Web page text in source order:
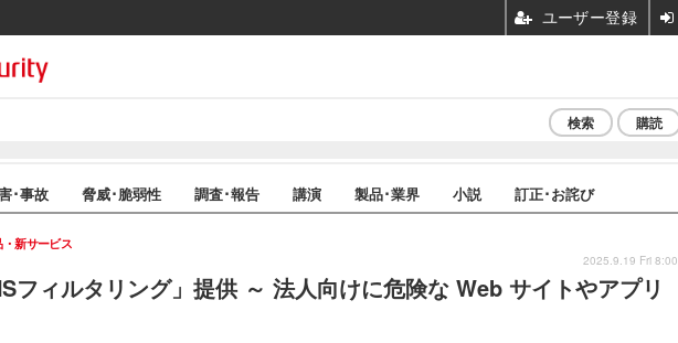
検索 購読
･事故 脅威･脆弱性 調査･報告 講演 製品･業界 小説 訂正･お詫び
フィルタリング」提供 ～ 法人向けに危険な Web サイトやアプリ
新サービス
2025.9.19 Fri 8:00
ユーザー登録